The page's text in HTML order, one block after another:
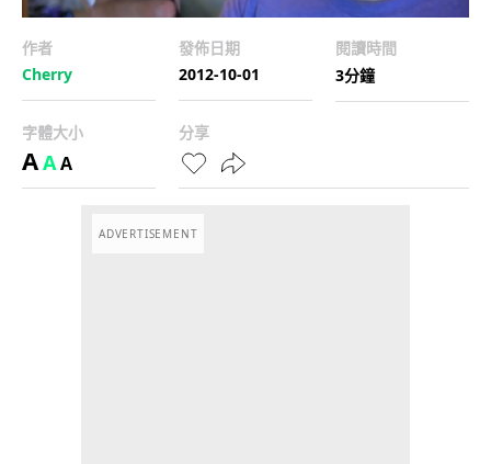
作者
Cherry
發佈日期
2012-10-01
閱讀時間
3分鐘
字體大小
AAA
分享
ADVERTISEMENT